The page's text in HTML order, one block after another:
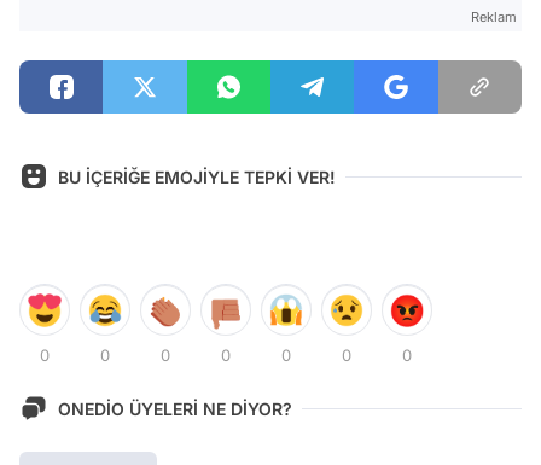
Reklam
BU İÇERİĞE EMOJİYLE TEPKİ VER!
0 0 0 0 0 0 0
ONEDİO ÜYELERİ NE DİYOR?